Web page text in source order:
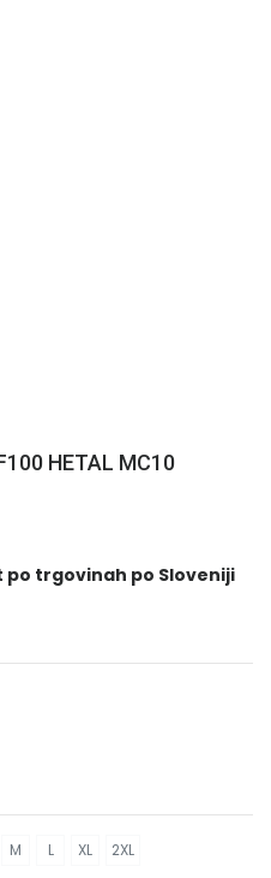
HETAL MC10
trgovinah po Sloveniji
M L XL 2XL